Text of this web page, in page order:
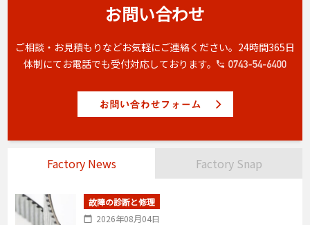
お問い合わせ
ご相談・お見積もりなどお気軽にご連絡ください。 24時間365日
体制にてお電話でも受付対応しております。
Factory News Factory Snap
故障の診断と修理
2026年08月04日